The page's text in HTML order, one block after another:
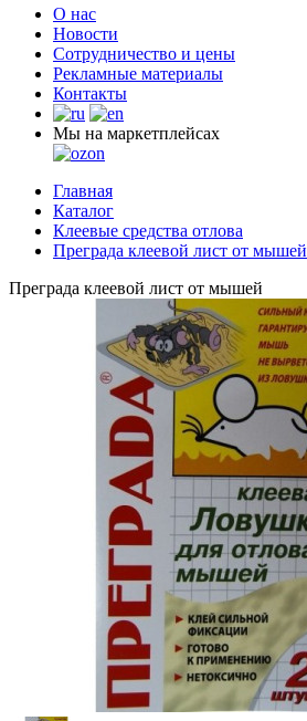
О нас
Новости
Сотрудничество и цены
Рекламные материалы
Контакты
Мы на маркетплейсах
Главная
Каталог
Клеевые средства отлова
Преграда клеевой лист от мышей
Преграда клеевой лист от мышей